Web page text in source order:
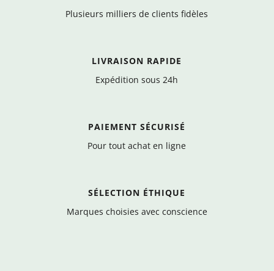
Plusieurs milliers de clients fidèles
LIVRAISON RAPIDE
Expédition sous 24h
PAIEMENT SÉCURISÉ
Pour tout achat en ligne
SÉLECTION ÉTHIQUE
Marques choisies avec conscience